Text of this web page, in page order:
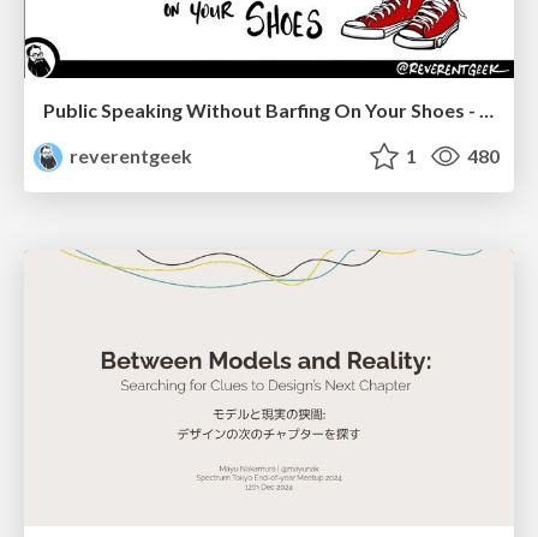
Public Speaking Without Barfing On Your Shoes - THAT 2023
reverentgeek
1 480